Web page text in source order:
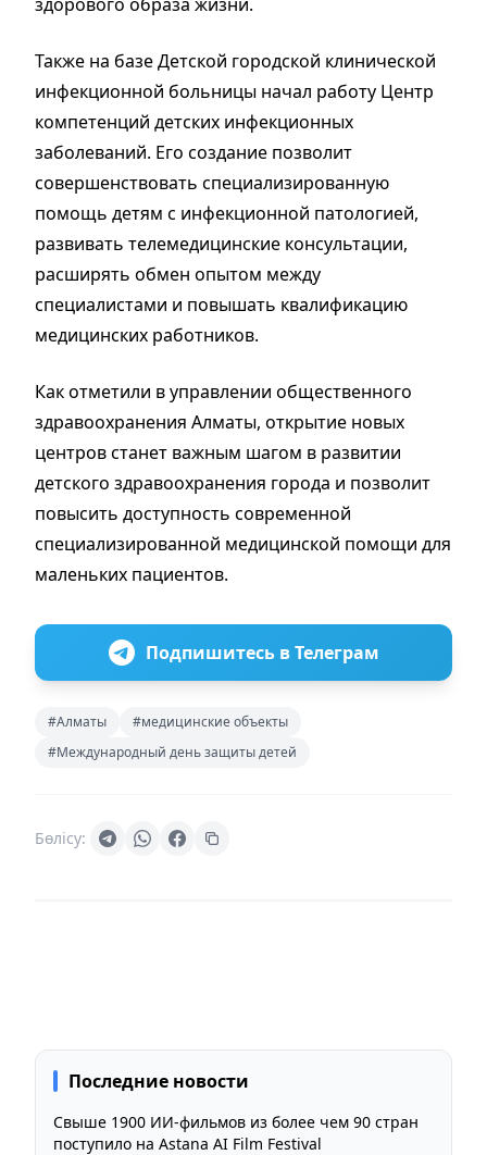
Также на базе Детской городской клинической
инфекционной больницы начал работу Центр
компетенций детских инфекционных
заболеваний. Его создание позволит
совершенствовать специализированную
помощь детям с инфекционной патологией,
развивать телемедицинские консультации,
расширять обмен опытом между
специалистами и повышать квалификацию
медицинских работников.
Как отметили в управлении общественного
здравоохранения Алматы, открытие новых
центров станет важным шагом в развитии
детского здравоохранения города и позволит
повысить доступность современной
специализированной медицинской помощи для
маленьких пациентов.
Подпишитесь в Телеграм
#Алматы
#медицинские объекты
#Международный день защиты детей
Бөлісу:
Последние новости
Свыше 1900 ИИ-фильмов из более чем 90 стран
поступило на Astana AI Film Festival